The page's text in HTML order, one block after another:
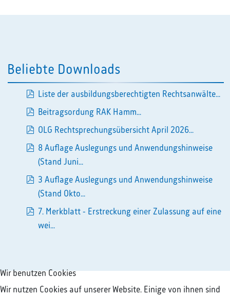
Beliebte Downloads
pdf
Liste der ausbildungsberechtigten Rechtsanwälte...
pdf
Beitragsordung RAK Hamm...
pdf
OLG Rechtsprechungsübersicht April 2026...
pdf
8 Auflage Auslegungs und Anwendungshinweise
(Stand Juni...
pdf
3 Auflage Auslegungs und Anwendungshinweise
(Stand Okto...
pdf
7. Merkblatt - Erstreckung einer Zulassung auf eine
wei...
Wir benutzen Cookies
Wir nutzen Cookies auf unserer Website. Einige von ihnen sind